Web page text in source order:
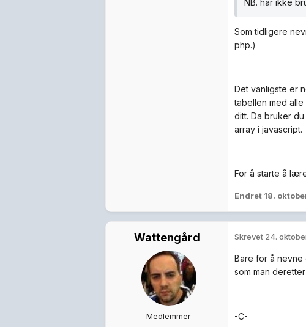
NB. har ikke
Som tidligere
php.)
Det vanligste er
tabellen med
ditt. Da bruker
array i javascript.
For å starte å
Endret 18.
Wattengård
Medlemmer
Skrevet 24.
Bare for å nevne
som man
-C-